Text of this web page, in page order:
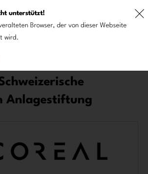
DEFR
Anlagestiftung
unterstützt!
Browser, der von dieser Webseite
wird.